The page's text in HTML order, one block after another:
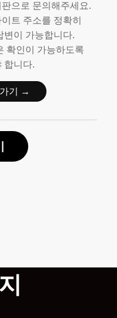
으로 문의해주세요.
트 주소를 정확히
변이 가능합니다.
확인이 가능하도록
합니다.
기 →